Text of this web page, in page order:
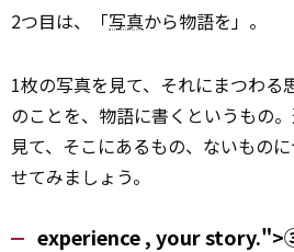
2つ目は、「写真から物語を」。
1枚の写真を見て、それにまつわる
のことを、物語に書くというもの
見て、そこにあるもの、ないもの
せてみましょう。
experience , your